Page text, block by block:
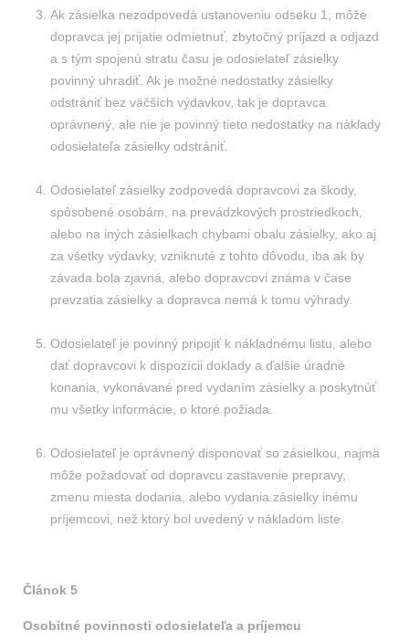
Ak zásielka nezodpovedá ustanoveniu odseku 1, môže
dopravca jej prijatie odmietnuť, zbytočný príjazd a odjazd
a s tým spojenú stratu času je odosielateľ zásielky
povinný uhradiť. Ak je možné nedostatky zásielky
odstrániť bez väčších výdavkov, tak je dopravca
oprávnený, ale nie je povinný tieto nedostatky na náklady
odosielateľa zásielky odstrániť.
Odosielateľ zásielky zodpovedá dopravcovi za škody,
spôsobené osobám, na prevádzkových prostriedkoch,
alebo na iných zásielkach chybami obalu zásielky, ako aj
za všetky výdavky, vzniknuté z tohto dôvodu, iba ak by
závada bola zjavná, alebo dopravcovi známa v čase
prevzatia zásielky a dopravca nemá k tomu výhrady.
Odosielateľ je povinný pripojiť k nákladnému listu, alebo
dať dopravcovi k dispozícii doklady a ďalšie úradné
konania, vykonávané pred vydaním zásielky a poskytnúť
mu všetky informácie, o ktoré požiada.
Odosielateľ je oprávnený disponovať so zásielkou, najmä
môže požadovať od dopravcu zastavenie prepravy,
zmenu miesta dodania, alebo vydania zásielky inému
príjemcovi, než ktorý bol uvedený v nákladom liste.
Článok 5
Osobitné povinnosti odosielateľa a príjemcu